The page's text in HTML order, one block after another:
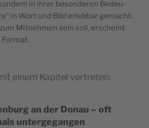
in ihrer beson­deren Bedeu­
in Wort und Bild erleb­bar gemacht.
Mit­nehmen sein soll, erscheint
einem Kapitel vertreten:
an der Donau – oft
untergegangen